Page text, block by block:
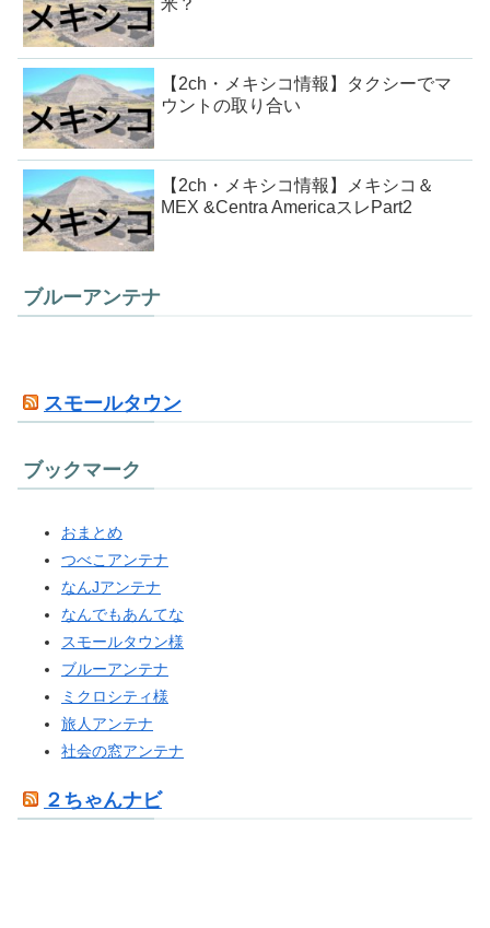
米？
【2ch・メキシコ情報】タクシーでマ
ウントの取り合い
【2ch・メキシコ情報】メキシコ＆
MEX &Centra AmericaスレPart2
ブルーアンテナ
スモールタウン
ブックマーク
おまとめ
つべこアンテナ
なんJアンテナ
なんでもあんてな
スモールタウン様
ブルーアンテナ
ミクロシティ様
旅人アンテナ
社会の窓アンテナ
２ちゃんナビ